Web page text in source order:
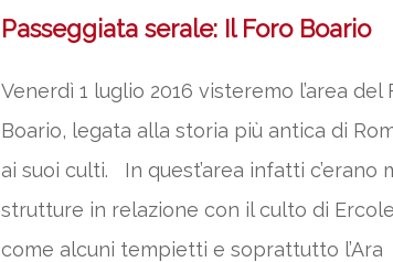
Passeggiata serale: Il Foro Boario
Venerdì 1 luglio 2016 visteremo l’area del
Boario, legata alla storia più antica di
ai suoi culti. In quest’area infatti c’erano
strutture in relazione con il culto di
come alcuni tempietti e soprattutto l’Ara